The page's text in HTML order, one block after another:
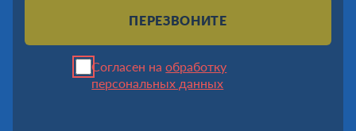
ПЕРЕЗВОНИТЕ
Согласен наобработку
персональных данных